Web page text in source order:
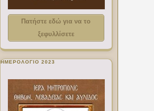
Πατήστε εδώ για να το
ξεφυλλίσετε
ΗΜΕΡΟΛΟΓΙΟ 2023